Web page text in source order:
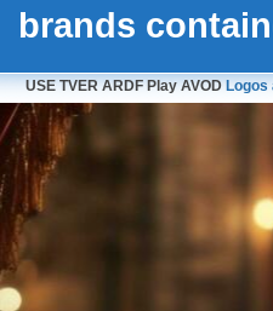
brands
USE TVER ARDF Play AVODLogos